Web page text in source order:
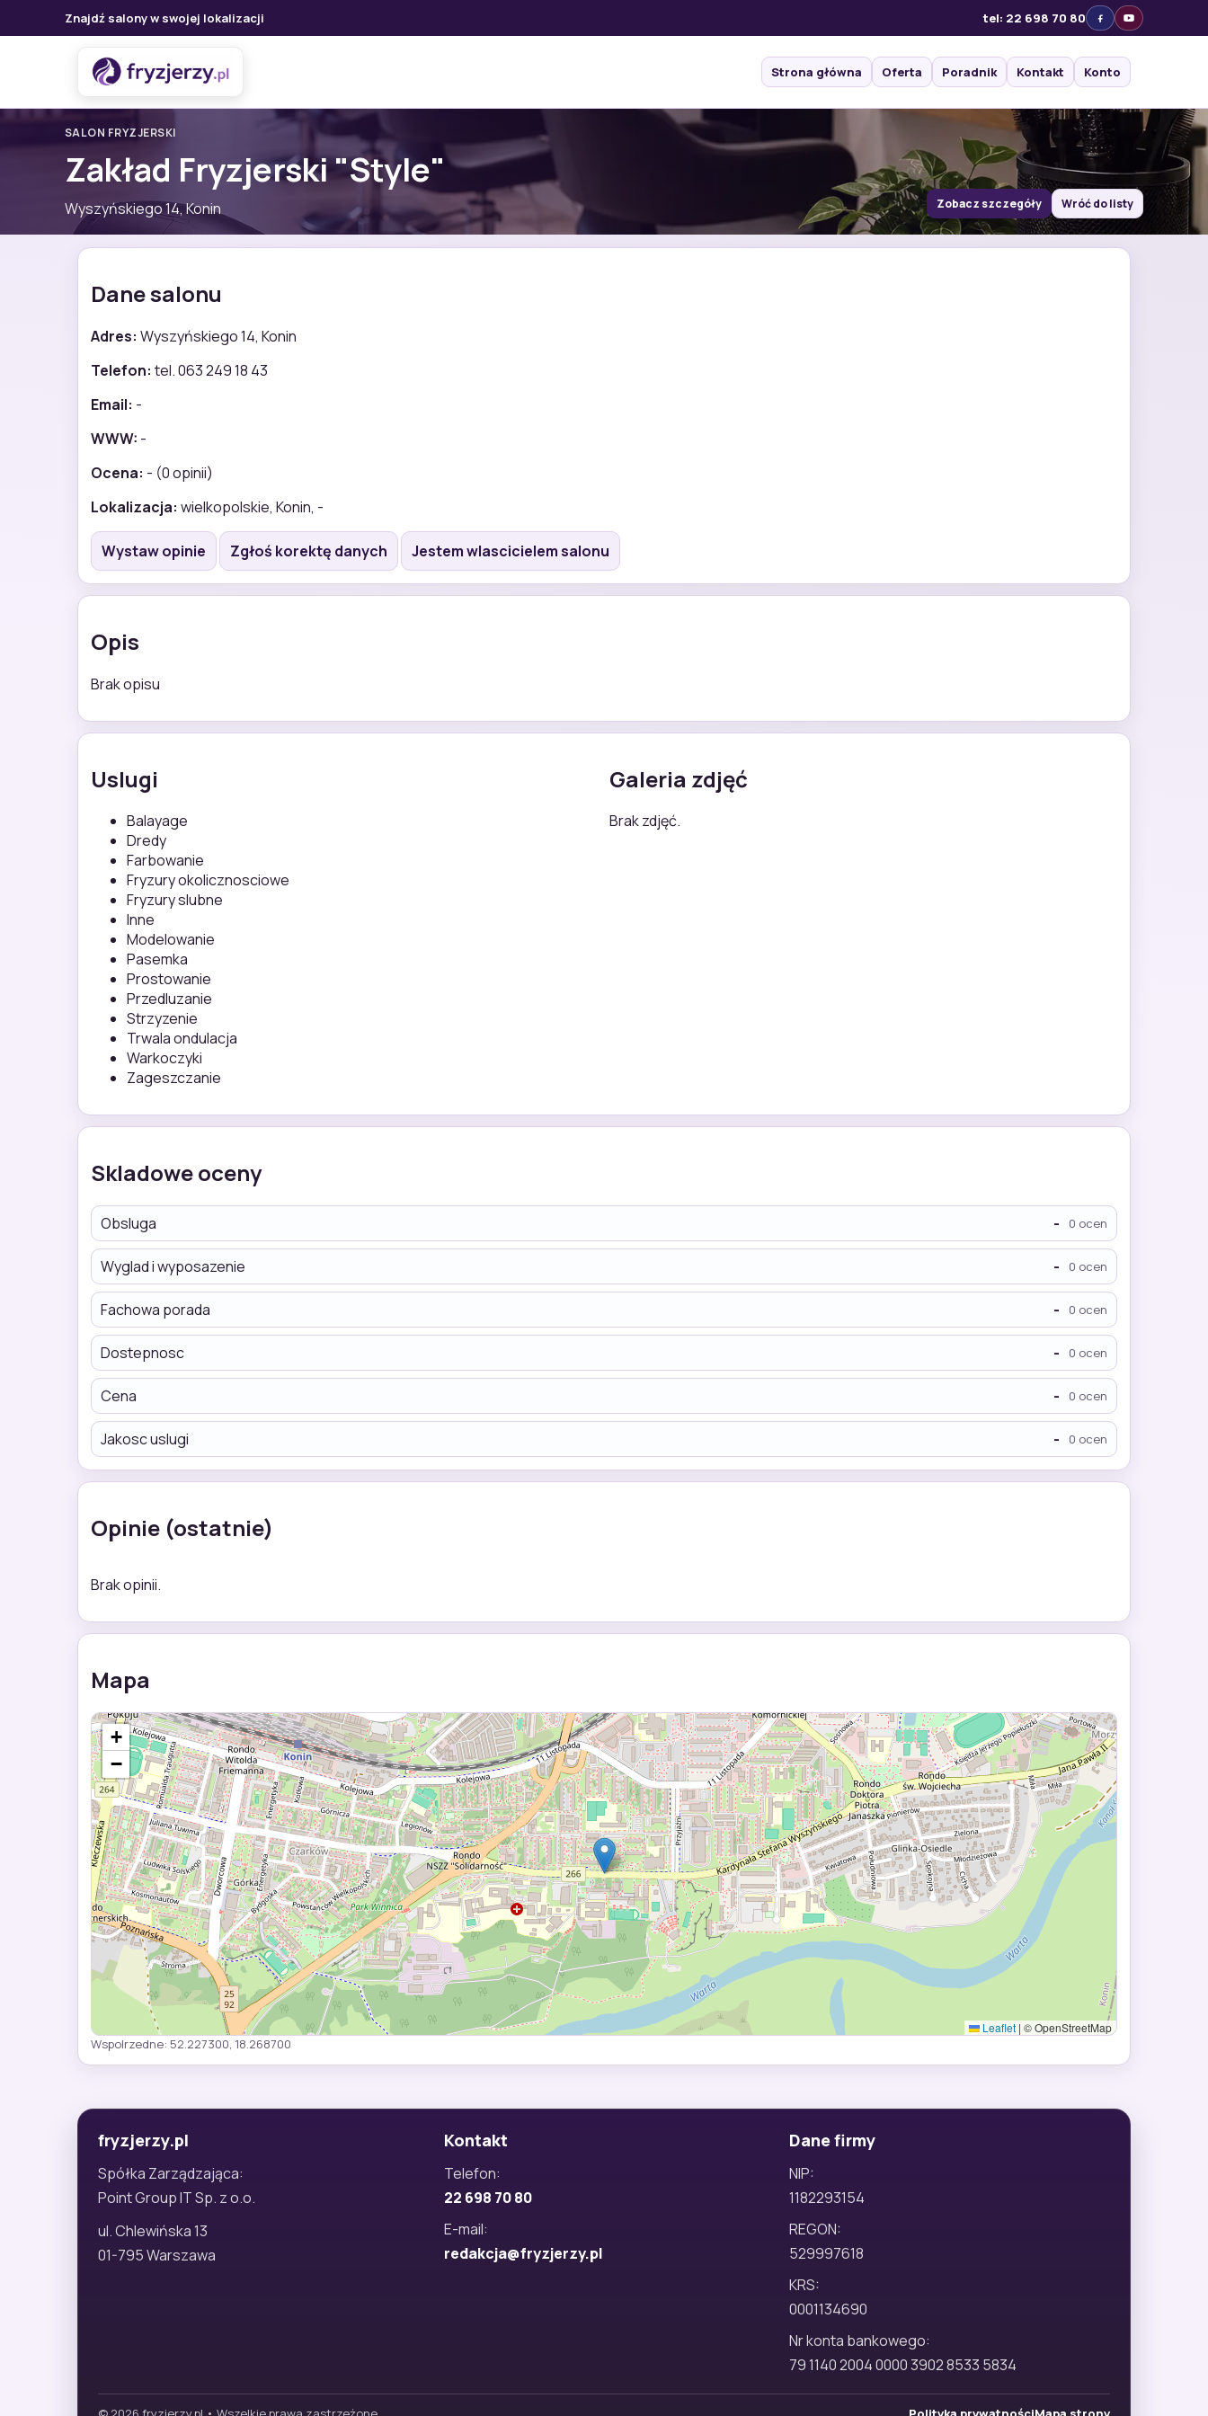
Znajdź salony w swojej lokalizacji tel: 22 698 70 80
Strona główna Oferta Poradnik Kontakt Konto
SALON FRYZJERSKI
Zakład Fryzjerski "Style"
Wyszyńskiego 14, Konin Zobacz szczegóły Wróć do listy
Dane salonu
Adres: Wyszyńskiego 14, Konin
Telefon: tel. 063 249 18 43
Email: -
WWW: -
Ocena: - (0 opinii)
Lokalizacja: wielkopolskie, Konin, -
Wystaw opinie Zgłoś korektę danych Jestem wlascicielem salonu
Opis
Brak opisu
Uslugi
Balayage
Dredy
Farbowanie
Fryzury okolicznosciowe
Fryzury slubne
Inne
Modelowanie
Pasemka
Prostowanie
Przedluzanie
Strzyzenie
Trwala ondulacja
Warkoczyki
Zageszczanie
Galeria zdjęć
Brak zdjęć.
Skladowe oceny
Obsluga - 0 ocen
Wyglad i wyposazenie - 0 ocen
Fachowa porada - 0 ocen
Dostepnosc - 0 ocen
Cena - 0 ocen
Jakosc uslugi - 0 ocen
Opinie (ostatnie)
Brak opinii.
Mapa
+
−
Leaflet | © OpenStreetMap
Wspolrzedne: 52.227300, 18.268700
fryzjerzy.pl
Spółka Zarządzająca:
Point Group IT Sp. z o.o.
ul. Chlewińska 13
01-795 Warszawa
Kontakt
Telefon:
22 698 70 80
E-mail:
redakcja@fryzjerzy.pl
Dane firmy
NIP:
1182293154
REGON:
529997618
KRS:
0001134690
Nr konta bankowego:
79 1140 2004 0000 3902 8533 5834